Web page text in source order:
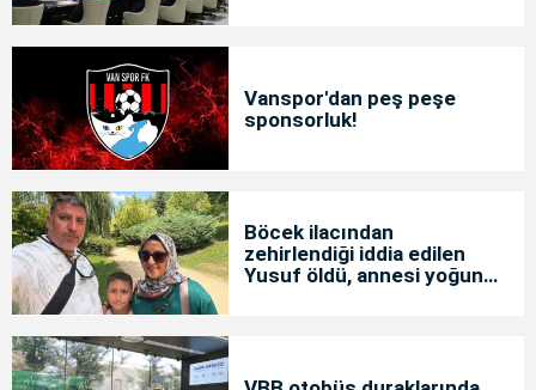
Vanspor'dan peş peşe
sponsorluk!
Böcek ilacından
zehirlendiği iddia edilen
Yusuf öldü, annesi yoğun